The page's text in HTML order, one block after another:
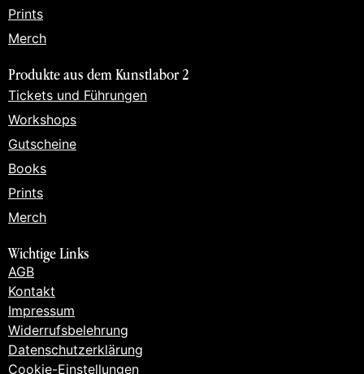
Prints
Merch
Produkte aus dem Kunstlabor 2
Tickets und Führungen
Workshops
Gutscheine
Books
Prints
Merch
Wichtige Links
AGB
Kontakt
Impressum
Widerrufsbelehrung
Datenschutzerklärung
Cookie-Einstellungen